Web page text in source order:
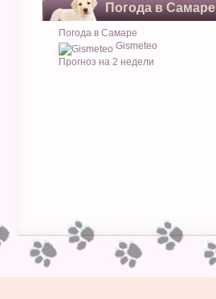
Погода в Самаре
Погода в Самаре
Gismeteo
Прогноз на 2 недели